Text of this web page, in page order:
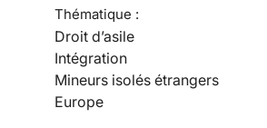
Thématique :
Droit d’asile
Intégration
Mineurs isolés étrangers
Europe